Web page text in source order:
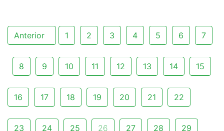
Anterior 1 2 3 4 5 6 7
8 9 10 11 12 13 14 15
16 17 18 19 20 21 22
23 24 25 26 27 28 29